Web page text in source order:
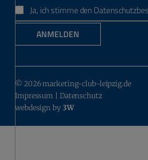
Ja, ich stimme den
ANMELDEN
© 2026 marketing-club-leipzig.de
Impressum
Datenschutz
webdesign by 3W